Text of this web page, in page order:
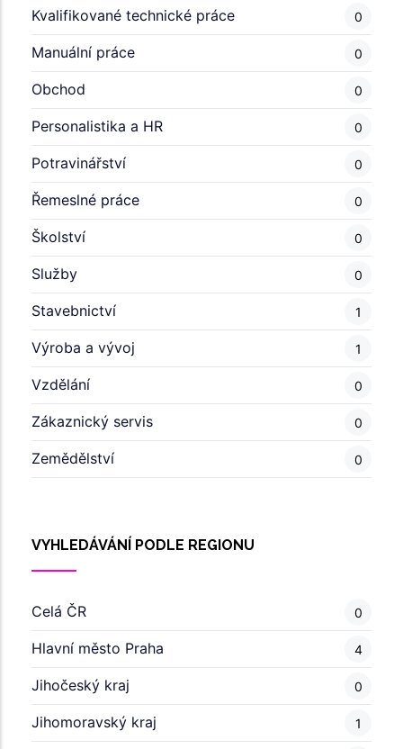
Kvalifikované technické práce 0
Manuální práce 0
Obchod 0
Personalistika a HR 0
Potravinářství 0
Řemeslné práce 0
Školství 0
Služby 0
Stavebnictví 1
Výroba a vývoj 1
Vzdělání 0
Zákaznický servis 0
Zemědělství 0
VYHLEDÁVÁNÍ PODLE REGIONU
Celá ČR 0
Hlavní město Praha 4
Jihočeský kraj 0
Jihomoravský kraj 1